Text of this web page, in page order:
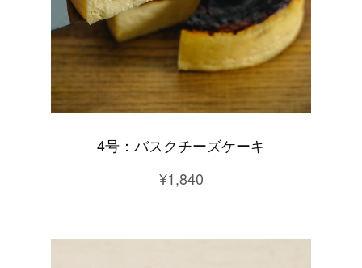
4号：バスクチーズケーキ
¥1,840